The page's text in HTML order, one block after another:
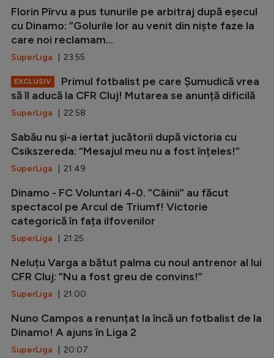
Florin Pîrvu a pus tunurile pe arbitraj după eșecul
cu Dinamo: ”Golurile lor au venit din niște faze la
care noi reclamam...
SuperLiga | 23:55
EXCLUSIV
Primul fotbalist pe care Șumudică vrea
să îl aducă la CFR Cluj! Mutarea se anunță dificilă
SuperLiga | 22:58
Sabău nu și-a iertat jucătorii după victoria cu
Csikszereda: ”Mesajul meu nu a fost înțeles!”
SuperLiga | 21:49
Dinamo - FC Voluntari 4-0. ”Câinii” au făcut
spectacol pe Arcul de Triumf! Victorie
categorică în fața ilfovenilor
SuperLiga | 21:25
Neluțu Varga a bătut palma cu noul antrenor al lui
CFR Cluj: ”Nu a fost greu de convins!”
SuperLiga | 21:00
Nuno Campos a renunțat la încă un fotbalist de la
Dinamo! A ajuns în Liga 2
SuperLiga | 20:07